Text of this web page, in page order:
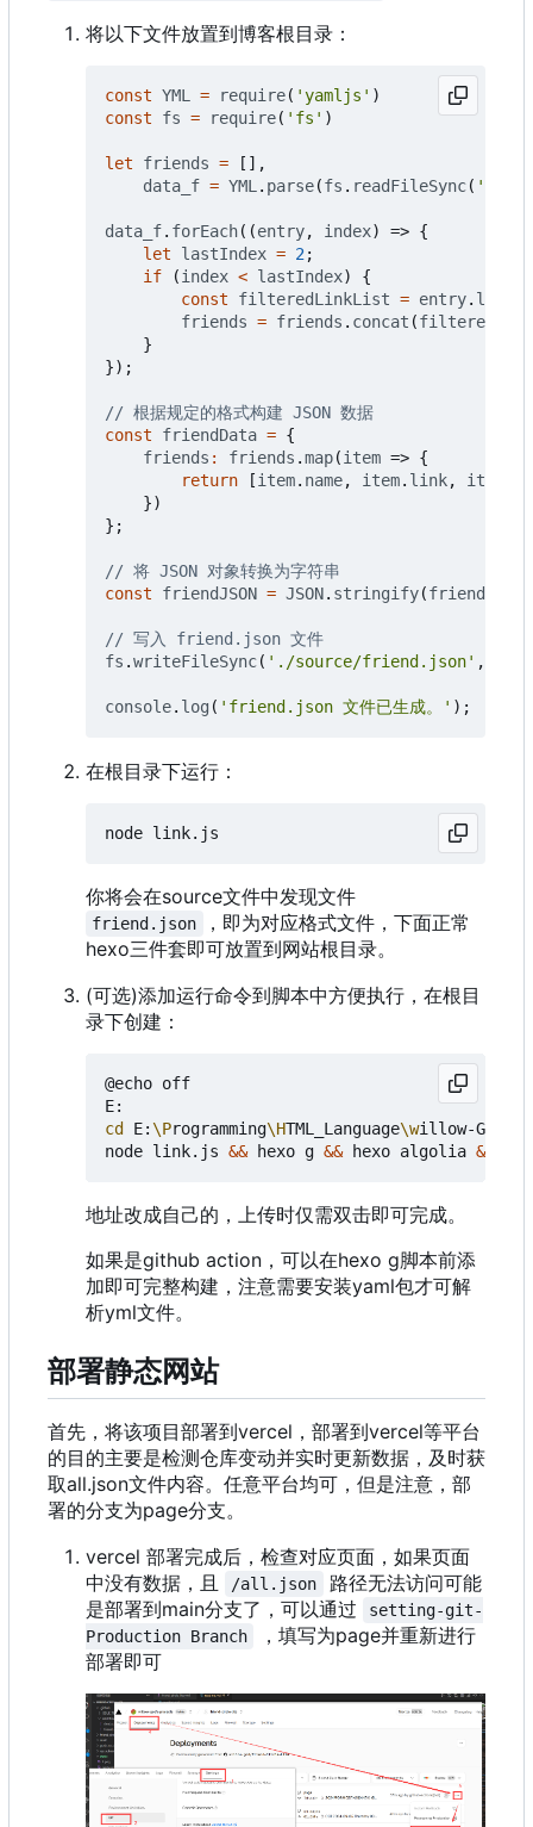
将以下文件放置到博客根目录：
const YML = require( 'yamljs' )
const
fs = require( 'fs' )
let friends =
[],
data_f = YML . parse(fs . readFileSync(
data_f. forEach((entry, index) => {
let
lastIndex = 2 ;
if
(index < lastIndex)
{
const
filteredLinkList = entry.
friends = friends . concat (
}
});
const
friendData = {
friends : friends .map(item => {
return
[item. name, item. link, item
})
};
const
friendJSON = JSON. stringify(friendData
fs .writeFileSync( './source/friend.json' ,
console. log ( 'friend.json 文件已生成。' );
在根目录下运行：
你将会在source文件中发现文件
friend.json
，即为对应格式文件，下面正常
hexo三件套即可放置到网站根目录。
(可选)添加运行命令到脚本中方便执行，在根目
录下创建：
@echo off
cd
E:\Programming\HTML_Language\willow-God
node link.js && hexo g && hexo algolia &&
地址改成自己的，上传时仅需双击即可完成。
如果是github action，可以在hexo g脚本前添
加即可完整构建，注意需要安装yaml包才可解
析yml文件。
部署静态网站
首先，将该项目部署到vercel，部署到vercel等平台
的目的主要是检测仓库变动并实时更新数据，及时获
取all.json文件内容。任意平台均可，但是注意，部
署的分支为page分支。
vercel 部署完成后，检查对应页面，如果页面
中没有数据，且
/all.json
路径无法访问可能
是部署到main分支了，可以通过
setting-git-
Production Branch
，填写为page并重新进行
部署即可